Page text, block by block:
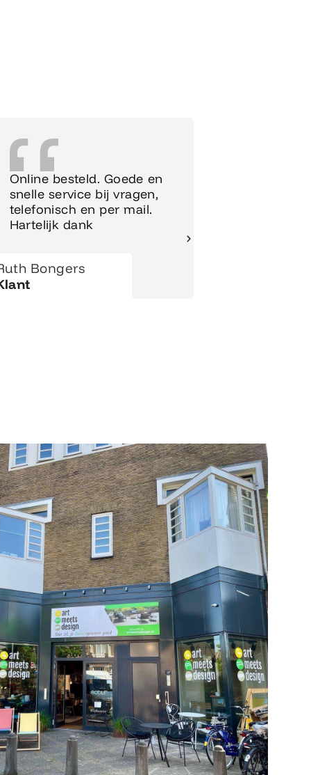
Online besteld. Goede en
snelle service bij vragen,
telefonisch en per mail.
Hartelijk dank
Bongers